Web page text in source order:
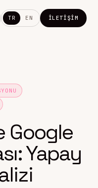
TR EN İLETIŞIM
Google
Yapay